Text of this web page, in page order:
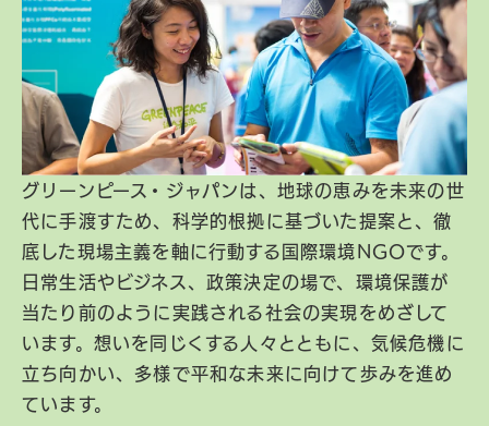
グリーンピース・ジャパンは、地球の恵みを未来の世
代に手渡すため、科学的根拠に基づいた提案と、徹
底した現場主義を軸に行動する国際環境NGOです。
日常生活やビジネス、政策決定の場で、環境保護が
当たり前のように実践される社会の実現をめざして
います。想いを同じくする人々とともに、気候危機に
立ち向かい、多様で平和な未来に向けて歩みを進め
ています。